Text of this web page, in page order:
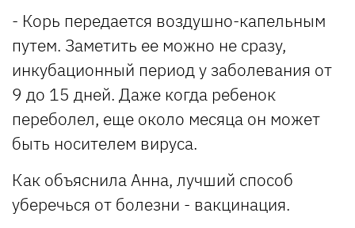
- Корь передается воздушно-капельным
путем. Заметить ее можно не сразу,
инкубационный период у заболевания от
9 до 15 дней. Даже когда ребенок
переболел, еще около месяца он может
быть носителем вируса.
Как объяснила Анна, лучший способ
уберечься от болезни - вакцинация.